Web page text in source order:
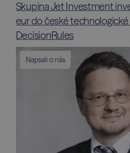
Skupina Jet Investment
eur do české
DecisionRules
Napsali o nás